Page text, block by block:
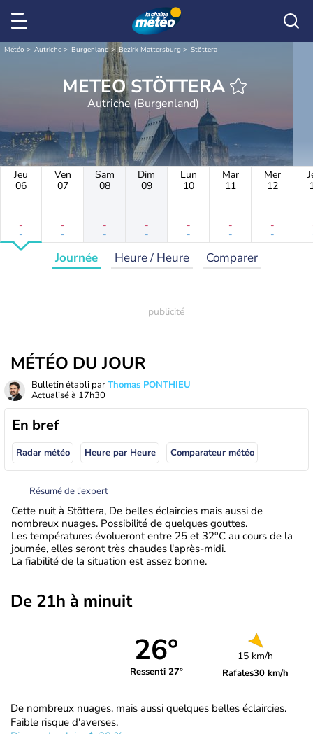
Météo Autriche Burgenland Bezirk Mattersburg Stöttera
METEO STÖTTERA
Autriche (Burgenland)
Jeu
06
-
-
Ven
07
-
-
Sam
08
-
-
Dim
09
-
-
Lun
10
-
-
Mar
11
-
-
Mer
12
-
-
Journée Heure / Heure Comparer
MÉTÉO DU JOUR
Bulletin établi parThomas PONTHIEU
Actualisé à 17h30
En bref
Radar météo Heure par Heure Comparateur météo
Résumé de l’expert
Cette nuit à Stöttera, De belles éclaircies mais aussi de
nombreux nuages. Possibilité de quelques gouttes.
Les températures évolueront entre 25 et 32°C au cours de la
journée, elles seront très chaudes l'après-midi.
La fiabilité de la situation est assez bonne.
De 21h à minuit
26°
Ressenti 27°
15 km/h
Rafales30 km/h
De nombreux nuages, mais aussi quelques belles éclaircies.
Faible risque d'averses.